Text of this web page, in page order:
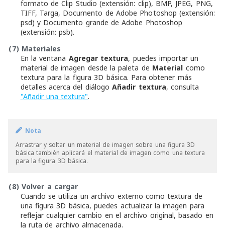
formato de Clip Studio (extensión: clip), BMP, JPEG, PNG,
TIFF, Targa, Documento de Adobe Photoshop (extensión:
psd) y Documento grande de Adobe Photoshop
(extensión: psb).
(7) Materiales
En la ventana Agregar textura, puedes importar un
material de imagen desde la paleta de Material como
textura para la figura 3D básica. Para obtener más
detalles acerca del diálogoAñadir textura, consulta
"Añadir una textura".
Nota
Arrastrar y soltar un material de imagen sobre una figura 3D
básica también aplicará el material de imagen como una textura
para la figura 3D básica.
(8) Volver a cargar
Cuando se utiliza un archivo externo como textura de
una figura 3D básica, puedes actualizar la imagen para
reflejar cualquier cambio en el archivo original, basado en
la ruta de archivo almacenada.